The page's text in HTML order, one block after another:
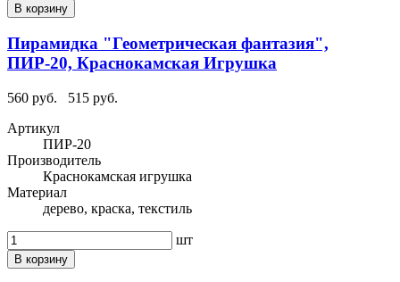
В корзину
Пирамидка "Геометрическая фантазия",
ПИР-20, Краснокамская Игрушка
560 руб.
515 руб.
Артикул
ПИР-20
Производитель
Краснокамская игрушка
Материал
дерево, краска, текстиль
шт
В корзину